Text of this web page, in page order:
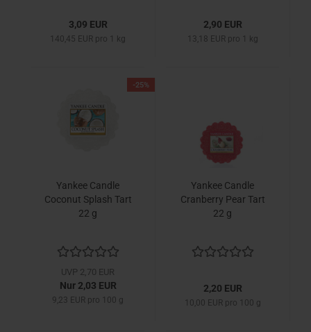
3,09 EUR
140,45 EUR pro 1 kg
2,90 EUR
13,18 EUR pro 1 kg
-25%
Yankee Candle
Coconut Splash Tart
22 g
UVP 2,70 EUR
Nur 2,03 EUR
9,23 EUR pro 100 g
Yankee Candle
Cranberry Pear Tart
22 g
2,20 EUR
10,00 EUR pro 100 g